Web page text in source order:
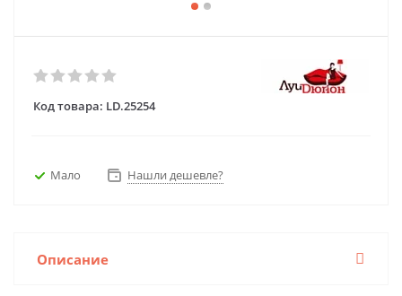
Код товара: LD.25254
Мало Нашли дешевле?
Описание